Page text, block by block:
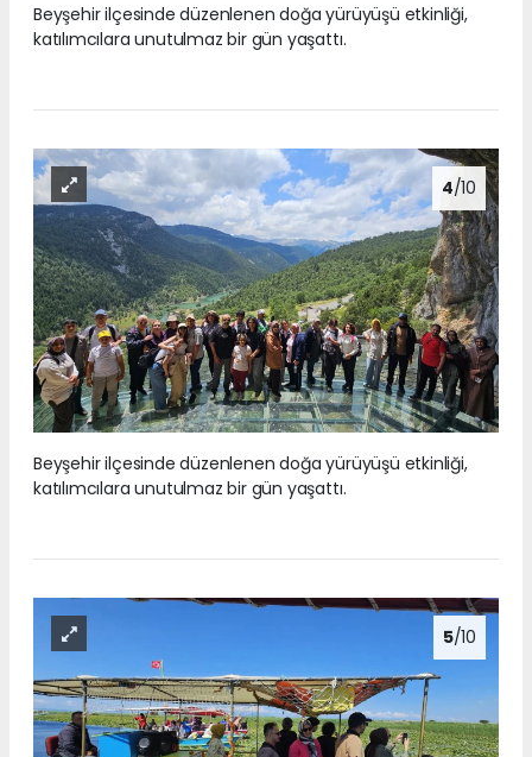
Beyşehir ilçesinde düzenlenen doğa yürüyüşü etkinliği,
katılımcılara unutulmaz bir gün yaşattı.
4/10
Beyşehir ilçesinde düzenlenen doğa yürüyüşü etkinliği,
katılımcılara unutulmaz bir gün yaşattı.
5/10